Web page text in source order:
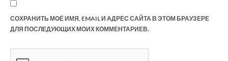
СОХРАНИТЬ МОЁ ИМЯ, EMAIL И АДРЕС САЙТА В ЭТОМ БРАУЗЕРЕ
ДЛЯ ПОСЛЕДУЮЩИХ МОИХ КОММЕНТАРИЕВ.